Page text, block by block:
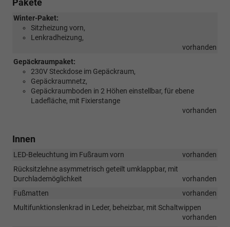
Winter-Paket:
Sitzheizung vorn,
Lenkradheizung,
vorhanden
Gepäckraumpaket:
230V Steckdose im Gepäckraum,
Gepäckraumnetz,
Gepäckraumboden in 2 Höhen einstellbar, für ebene
Ladefläche, mit Fixierstange
vorhanden
Innen
LED-Beleuchtung im Fußraum vorn
vorhanden
Rücksitzlehne asymmetrisch geteilt umklappbar, mit
Durchlademöglichkeit
vorhanden
Fußmatten
vorhanden
Multifunktionslenkrad in Leder, beheizbar, mit Schaltwippen
vorhanden